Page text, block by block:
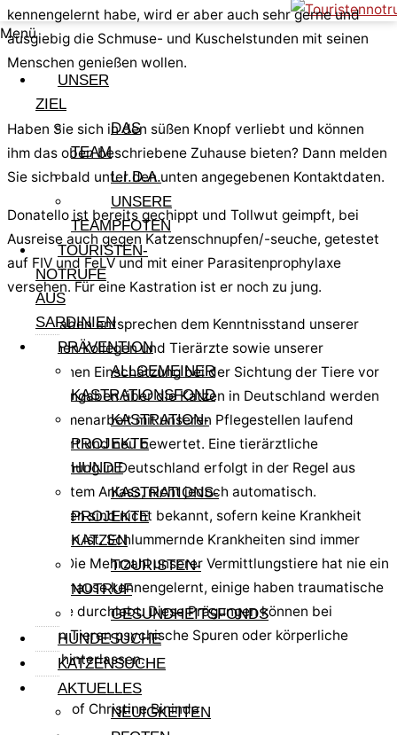
Menü
UNSER
ZIEL
DAS
TEAM
L.I.D.A.
UNSERE
TEAMPFOTEN
TOURISTEN-
NOTRUFE
AUS
SARDINIEN
PRÄVENTION
ALLGEMEINER
KASTRATIONSFOND
KASTRATION-
PROJEKTE
HUNDE
KASTRATIONS-
PROJEKTE
KATZEN
TOURISTEN-
NOTRUF
GESUNDHEITSFONDS
HUNDESUCHE
KATZENSUCHE
AKTUELLES
NEUIGKEITEN
kennengelernt habe, wird er aber auch sehr gerne und
ausgiebig die Schmuse- und Kuschelstunden mit seinen
Menschen genießen wollen.
Haben Sie sich in den süßen Knopf verliebt und können
ihm das oben beschriebene Zuhause bieten? Dann melden
Sie sich bald unter den unten angegebenen Kontaktdaten.
Donatello ist bereits gechippt und Tollwut geimpft, bei
Ausreise auch gegen Katzenschnupfen/-seuche, getestet
auf FIV und FeLV und mit einer Parasitenprophylaxe
versehen. Für eine Kastration ist er noch zu jung.
Alle Angaben entsprechen dem Kenntnisstand unserer
sardischen Kollegen und Tierärzte sowie unserer
persönlichen Einschätzung bei der Sichtung der Tiere vor
Ort. Die Angaben über die Katzen in Deutschland werden
in Zusammenarbeit mit unseren Pflegestellen laufend
aktualisiert und neu bewertet. Eine tierärztliche
Untersuchung in Deutschland erfolgt in der Regel aus
begründetem Anlass, nicht jedoch automatisch.
Krankheiten sind nicht bekannt, sofern keine Krankheit
angegeben ist. Schlummernde Krankheiten sind immer
möglich. Die Mehrzahl unserer Vermittlungstiere hat nie ein
festes Zuhause kennengelernt, einige haben traumatische
Ereignisse durchlebt. Diese Prägungen können bei
manchen Tieren psychische Spuren oder körperliche
Defizite hinterlassen.